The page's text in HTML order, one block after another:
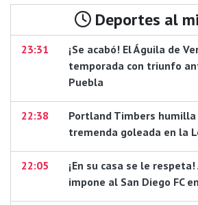
Deportes al
23:31
¡Se acabó! El Águila de
temporada con triunfo
Puebla
22:38
Portland Timbers humilla
tremenda goleada en la
22:05
¡En su casa se le
impone al San Diego FC